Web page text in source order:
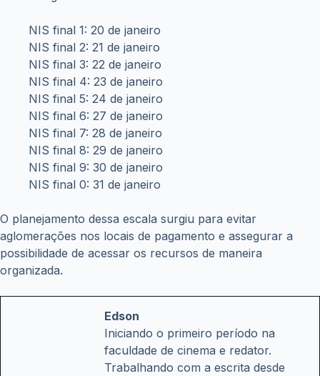
NIS final 1: 20 de janeiro
NIS final 2: 21 de janeiro
NIS final 3: 22 de janeiro
NIS final 4: 23 de janeiro
NIS final 5: 24 de janeiro
NIS final 6: 27 de janeiro
NIS final 7: 28 de janeiro
NIS final 8: 29 de janeiro
NIS final 9: 30 de janeiro
NIS final 0: 31 de janeiro
O planejamento dessa escala surgiu para evitar
aglomerações nos locais de pagamento e assegurar a
possibilidade de acessar os recursos de maneira
organizada.
Edson
Iniciando o primeiro período na
faculdade de cinema e redator.
Trabalhando com a escrita desde